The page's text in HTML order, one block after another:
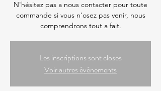
N'hésitez pas a nous contacter pour toute
commande si vous n'osez pas venir, nous
comprendrons tout a fait.
Les inscriptions sont closes
Voir autres événements